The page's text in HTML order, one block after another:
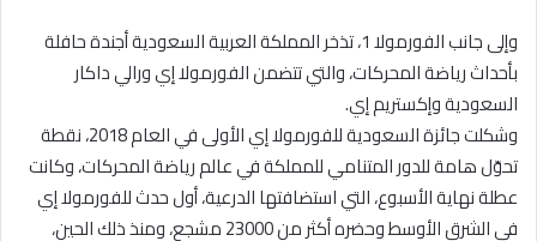
وإلى جانب الفورمولا 1، تذخر المملكة العربية السعودية أجندة حافلة
بأحداث رياضة المحركات، والتي تتضمن الفورمولا إي ورالي داكار
السعودية وإكستريم إي.
وشكلت جائزة السعودية للفورمولا إي الأولى في العام 2018، نقطة
تحوّل هامة للدور المتنامي للمملكة في عالم رياضة المحركات، وكانت
عطلة نهاية الأسبوع، التي استضافتها الدرعية، أول حدث للفورمولا إي
في الشرق الأوسط وحضره أكثر من 23000 مشجع، ومنذ ذلك الحين،